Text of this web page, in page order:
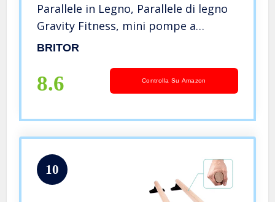
Parallele in Legno, Parallele di legno
Gravity Fitness, mini pompe a
maniglia, Push Up Bar Fitness,
Antiscivolo e Durevoli – 1 coppia
BRITOR
8.6 Controlla Su Amazon
10